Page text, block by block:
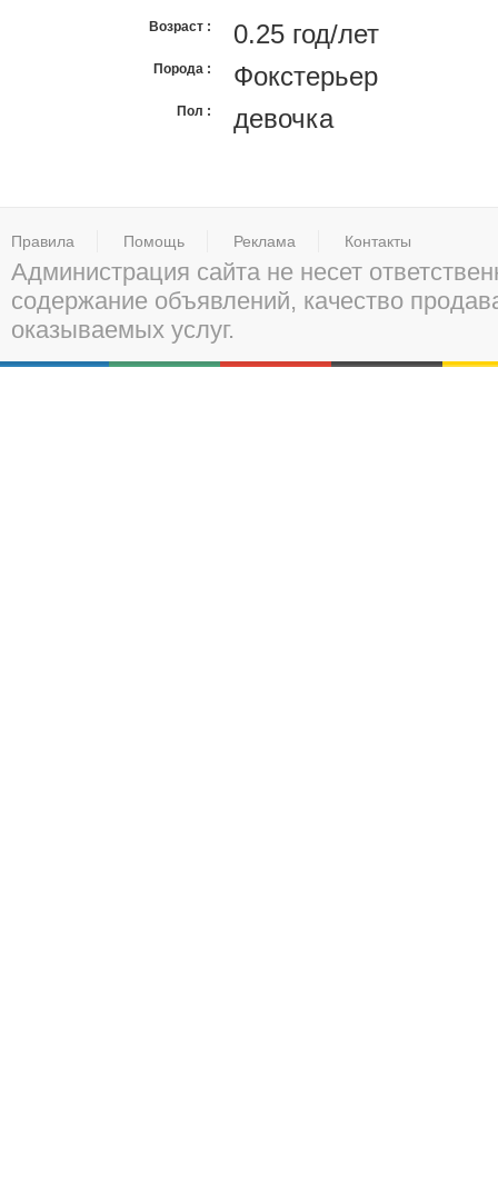
Возраст 0.25 год/лет
Порода Фокстерьер
Пол девочка
Правила Помощь Реклама Контакты
Администрация сайта не несет
содержание объявлений, качество
оказываемых услуг.